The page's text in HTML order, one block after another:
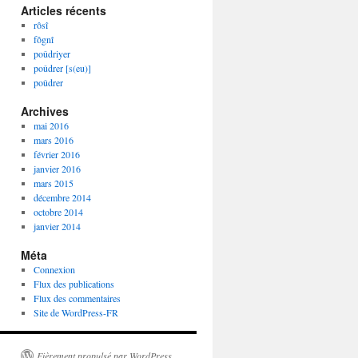
Articles récents
rôsî
fôgnî
poûdriyer
poûdrer [s(eu)]
poûdrer
Archives
mai 2016
mars 2016
février 2016
janvier 2016
mars 2015
décembre 2014
octobre 2014
janvier 2014
Méta
Connexion
Flux des publications
Flux des commentaires
Site de WordPress-FR